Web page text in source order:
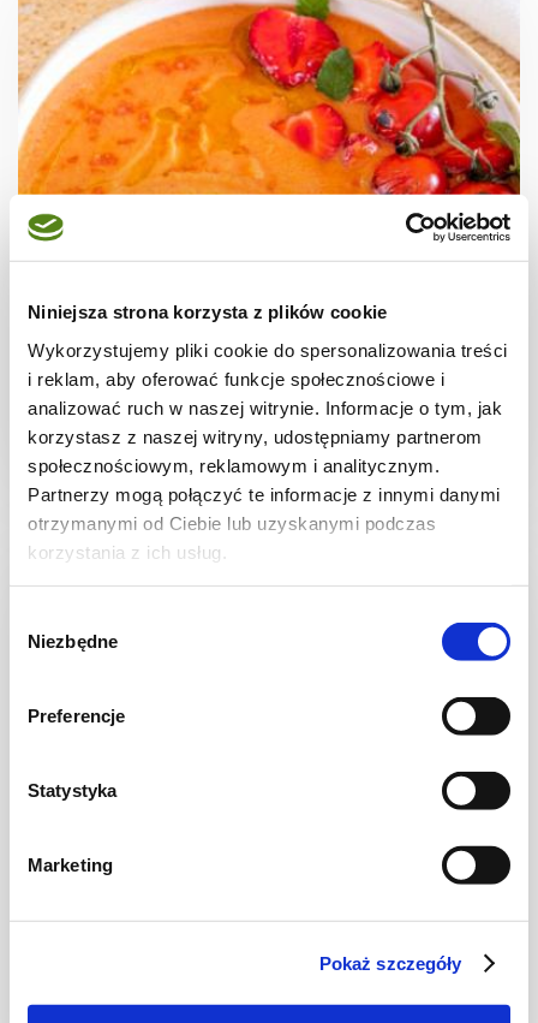
Niniejsza strona korzysta z plików cookie
Wykorzystujemy pliki cookie do spersonalizowania treści
i reklam, aby oferować funkcje społecznościowe i
analizować ruch w naszej witrynie. Informacje o tym, jak
korzystasz z naszej witryny, udostępniamy partnerom
społecznościowym, reklamowym i analitycznym.
Partnerzy mogą połączyć te informacje z innymi danymi
otrzymanymi od Ciebie lub uzyskanymi podczas
korzystania z ich usług.
zgody
Niezbędne
Preferencje
Statystyka
Marketing
Pokaż szczegóły
Gazpacho z truskawkami
3 godz. 1177 kcal 4
CIASTA I TORTY